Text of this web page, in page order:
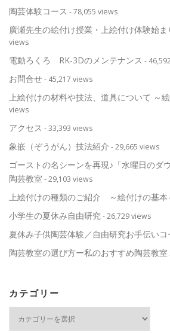
陶芸体験コース - 78,055 views
廣瀬先生の絵付け授業・上絵付け体験始ま
views
電動ろくろ RK-3Dのメンテナンス -
お問合せ- 45,217 views
上絵付けの材料や技法、道具について ～
views
アクセス - 33,393 views
象嵌（ぞうがん）技法紹介 - 29,665 views
ゴーストの名シーンを再現♪「水曜日のダ
陶芸教室 - 29,103 views
上絵付けの種類のご紹介 ～絵付けの基本
小学生の夏休み自由研究- 26,729 views
夏休み子供陶芸体験／自由研究お手伝いコ
陶芸教室の選び方ー私のおすすめ陶芸教室
カテゴリー